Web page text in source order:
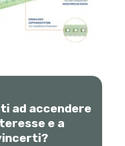
ad accendere
e a